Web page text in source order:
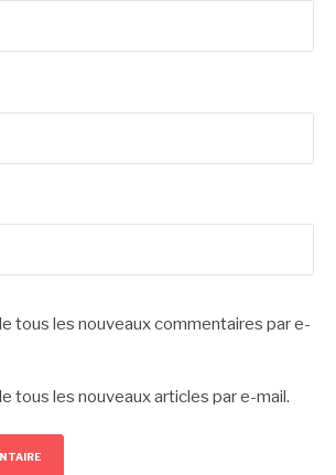
tous les nouveaux commentaires par e-
tous les nouveaux articles par e-mail.